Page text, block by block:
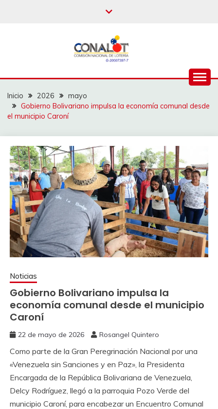
Inicio 2026
mayo
Gobierno Bolivariano impulsa la economía comunal desde
el municipio Caroní
Noticias
Gobierno Bolivariano impulsa la
economía comunal desde el municipio
Caroní
22 de mayo de 2026 Rosangel Quintero
Como parte de la Gran Peregrinación Nacional por una
«Venezuela sin Sanciones y en Paz», la Presidenta
Encargada de la República Bolivariana de Venezuela,
Delcy Rodríguez, llegó a la parroquia Pozo Verde del
municipio Caroní, para encabezar un Encuentro Comunal